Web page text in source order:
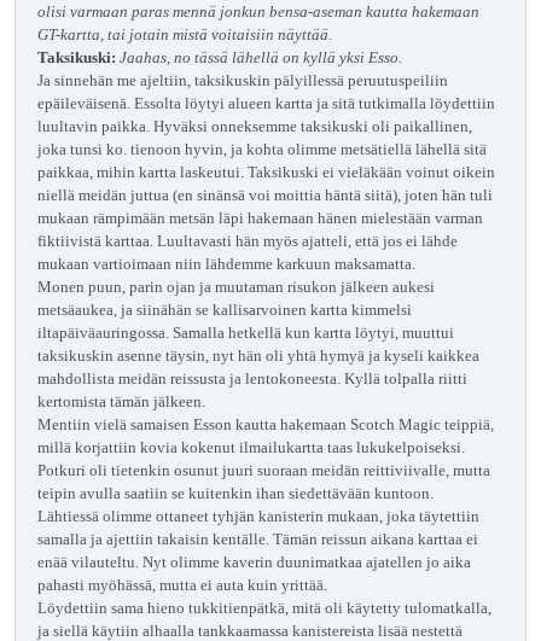
olisi varmaan paras mennä jonkun bensa-aseman kautta hakemaan
GT-kartta, tai jotain mistä voitaisiin näyttää.
Taksikuski: Jaahas, no tässä lähellä on kyllä yksi Esso.
Ja sinnehän me ajeltiin, taksikuskin pälyillessä peruutuspeiliin
epäileväisenä. Essolta löytyi alueen kartta ja sitä tutkimalla löydettiin
luultavin paikka. Hyväksi onneksemme taksikuski oli paikallinen,
joka tunsi ko. tienoon hyvin, ja kohta olimme metsätiellä lähellä sitä
paikkaa, mihin kartta laskeutui. Taksikuski ei vieläkään voinut oikein
niellä meidän juttua (en sinänsä voi moittia häntä siitä), joten hän tuli
mukaan rämpimään metsän läpi hakemaan hänen mielestään varman
fiktiivistä karttaa. Luultavasti hän myös ajatteli, että jos ei lähde
mukaan vartioimaan niin lähdemme karkuun maksamatta.
Monen puun, parin ojan ja muutaman risukon jälkeen aukesi
metsäaukea, ja siinähän se kallisarvoinen kartta kimmelsi
iltapäiväauringossa. Samalla hetkellä kun kartta löytyi, muuttui
taksikuskin asenne täysin, nyt hän oli yhtä hymyä ja kyseli kaikkea
mahdollista meidän reissusta ja lentokoneesta. Kyllä tolpalla riitti
kertomista tämän jälkeen.
Mentiin vielä samaisen Esson kautta hakemaan Scotch Magic teippiä,
millä korjattiin kovia kokenut ilmailukartta taas lukukelpoiseksi.
Potkuri oli tietenkin osunut juuri suoraan meidän reittiviivalle, mutta
teipin avulla saatiin se kuitenkin ihan siedettävään kuntoon.
Lähtiessä olimme ottaneet tyhjän kanisterin mukaan, joka täytettiin
samalla ja ajettiin takaisin kentälle. Tämän reissun aikana karttaa ei
enää vilauteltu. Nyt olimme kaverin duunimatkaa ajatellen jo aika
pahasti myöhässä, mutta ei auta kuin yrittää.
Löydettiin sama hieno tukkitienpätkä, mitä oli käytetty tulomatkalla,
ja siellä käytiin alhaalla tankkaamassa kanistereista lisää nestettä